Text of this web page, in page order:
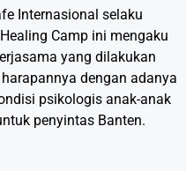
Internasional selaku
Camp ini mengaku
yang dilakukan
dengan adanya
psikologis anak-anak
penyintas Banten.